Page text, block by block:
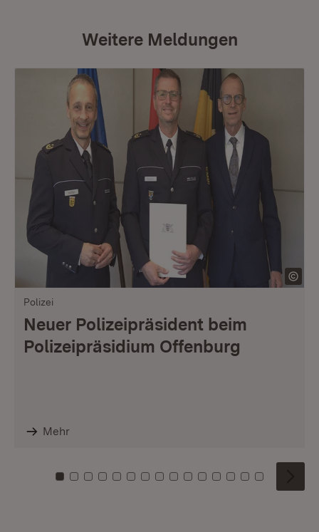
Weitere Meldungen
Polizei
Neuer Polizeipräsident beim
Polizeipräsidium Offenburg
Mehr
Zu Kachel: 0
Zu Kachel: 1
Zu Kachel: 2
Zu Kachel: 3
Zu Kachel: 4
Zu Kachel: 5
Zu Kachel: 6
Zu Kachel: 7
Zu Kachel: 8
Zu Kachel: 9
Zu Kachel: 10
Zu Kachel: 11
Zu Kachel: 12
Zu Kachel:
Zu